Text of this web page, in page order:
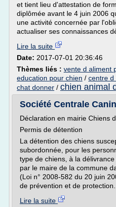
et tient lieu d'attestation de
diplômée avant le 4 juin 2006
une activité concernée par
actualiser ses connaissances
Lire la suite
Date: 2017-07-01 20:36:46
Thèmes liés : vente d aliment
education pour chien / centre d
chat donner / chien animal
Société Centrale
Déclaration en mairie Chiens
Permis de détention
La détention des chiens
subordonnée, pour les
type de chiens, à la
par le maire de la commune
(Loi n° 2008-582 du 20 juin
de prévention et de protection...
Lire la suite